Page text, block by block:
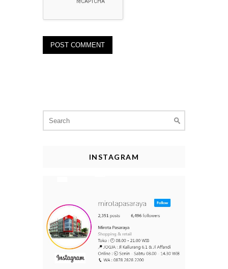
for:
INSTAGRAM